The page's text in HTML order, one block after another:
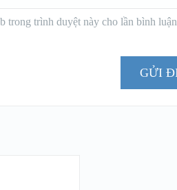
trong trình duyệt này cho lần bình